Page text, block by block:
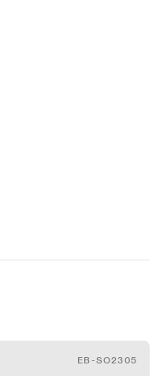
EB-SO2305